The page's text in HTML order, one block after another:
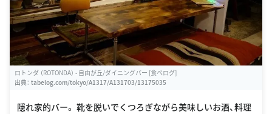
ロトンダ （ROTONDA） - 自由が丘/ダイニングバー [食べログ]
出典： tabelog.com/tokyo/A1317/A131703/13175035
隠れ家的バー。 靴を脱いでくつろぎながら美味しいお酒、料理